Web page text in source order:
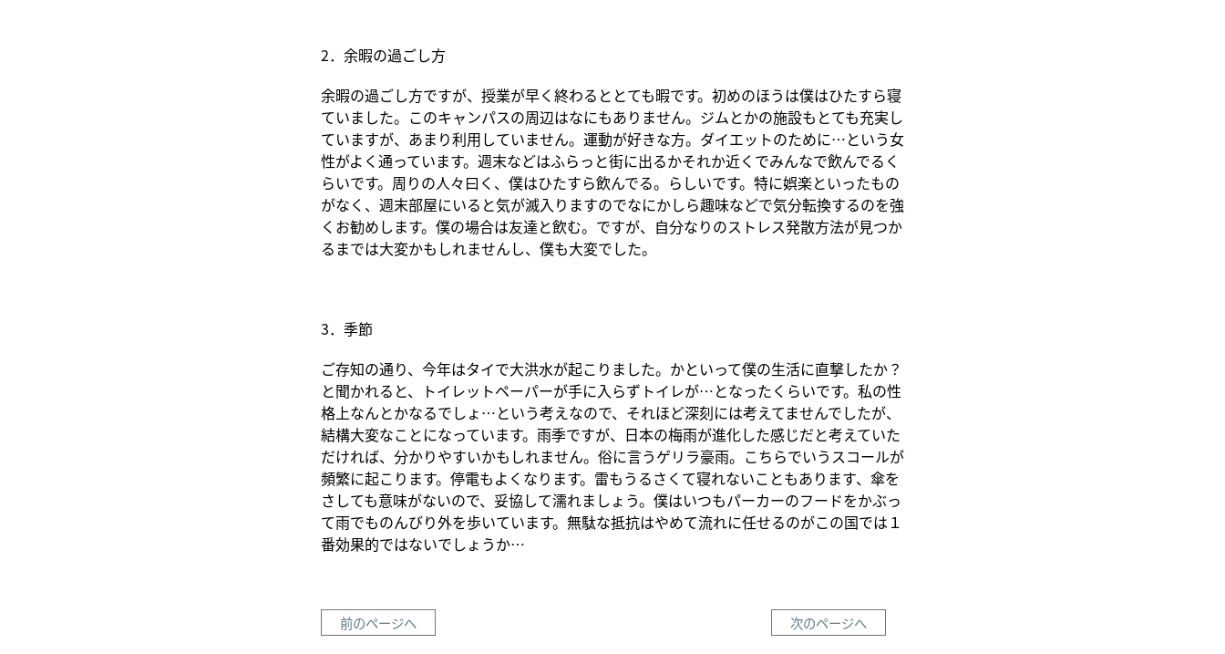
2．余暇の過ごし方
余暇の過ごし方ですが、授業が早く終わるととても暇です。初めのほうは僕はひたすら寝
ていました。このキャンパスの周辺はなにもありません。ジムとかの施設もとても充実し
ていますが、あまり利用していません。運動が好きな方。ダイエットのために…という女
性がよく通っています。週末などはふらっと街に出るかそれか近くでみんなで飲んでるく
らいです。周りの人々曰く、僕はひたすら飲んでる。らしいです。特に娯楽といったもの
がなく、週末部屋にいると気が滅入りますのでなにかしら趣味などで気分転換するのを強
くお勧めします。僕の場合は友達と飲む。ですが、自分なりのストレス発散方法が見つか
るまでは大変かもしれませんし、僕も大変でした。
3．季節
ご存知の通り、今年はタイで大洪水が起こりました。かといって僕の生活に直撃したか？
と聞かれると、トイレットペーパーが手に入らずトイレが…となったくらいです。私の性
格上なんとかなるでしょ…という考えなので、それほど深刻には考えてませんでしたが、
結構大変なことになっています。雨季ですが、日本の梅雨が進化した感じだと考えていた
だければ、分かりやすいかもしれません。俗に言うゲリラ豪雨。こちらでいうスコールが
頻繁に起こります。停電もよくなります。雷もうるさくて寝れないこともあります、傘を
さしても意味がないので、妥協して濡れましょう。僕はいつもパーカーのフードをかぶっ
て雨でものんびり外を歩いています。無駄な抵抗はやめて流れに任せるのがこの国では１
番効果的ではないでしょうか…
前のページへ 次のページへ